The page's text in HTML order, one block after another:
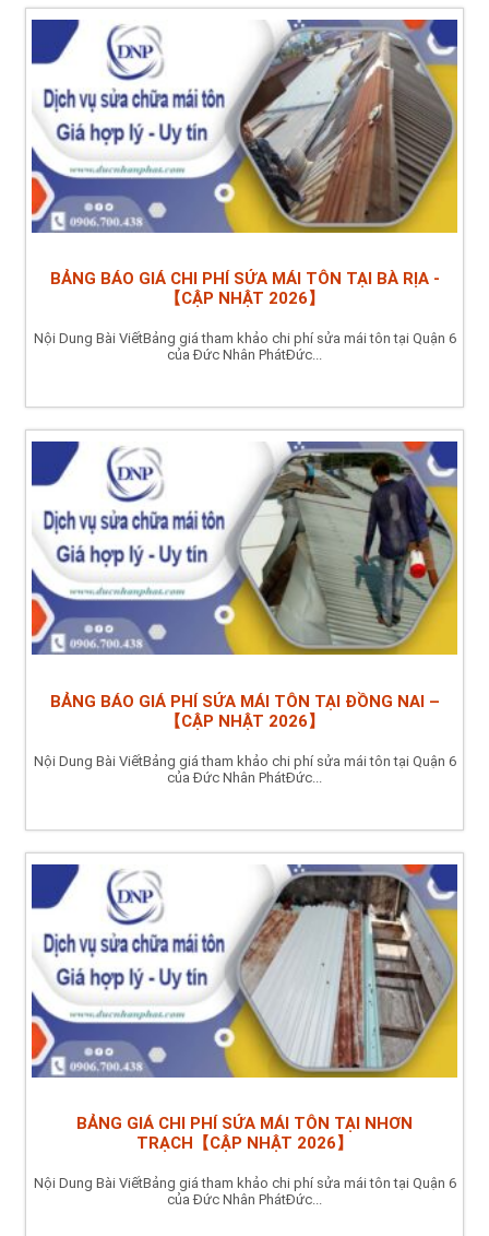
BẢNG BÁO GIÁ CHI PHÍ SỬA MÁI TÔN TẠI BÀ RỊA -
【CẬP NHẬT 2026】
Nội Dung Bài ViếtBảng giá tham khảo chi phí sửa mái tôn tại Quận 6
của Đức Nhân PhátĐức...
BẢNG BÁO GIÁ PHÍ SỬA MÁI TÔN TẠI ĐỒNG NAI –
【CẬP NHẬT 2026】
Nội Dung Bài ViếtBảng giá tham khảo chi phí sửa mái tôn tại Quận 6
của Đức Nhân PhátĐức...
BẢNG GIÁ CHI PHÍ SỬA MÁI TÔN TẠI NHƠN
TRẠCH【CẬP NHẬT 2026】
Nội Dung Bài ViếtBảng giá tham khảo chi phí sửa mái tôn tại Quận 6
của Đức Nhân PhátĐức...